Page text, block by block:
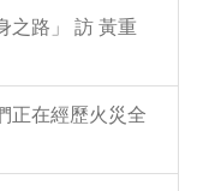
之路」 訪 黃重
正在經歷火災全